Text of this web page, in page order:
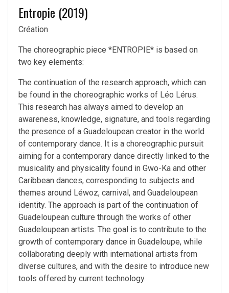
Entropie (2019)
Création
The choreographic piece *ENTROPIE* is based on
two key elements:
The continuation of the research approach, which can
be found in the choreographic works of Léo Lérus.
This research has always aimed to develop an
awareness, knowledge, signature, and tools regarding
the presence of a Guadeloupean creator in the world
of contemporary dance. It is a choreographic pursuit
aiming for a contemporary dance directly linked to the
musicality and physicality found in Gwo-Ka and other
Caribbean dances, corresponding to subjects and
themes around Léwoz, carnival, and Guadeloupean
identity. The approach is part of the continuation of
Guadeloupean culture through the works of other
Guadeloupean artists. The goal is to contribute to the
growth of contemporary dance in Guadeloupe, while
collaborating deeply with international artists from
diverse cultures, and with the desire to introduce new
tools offered by current technology.